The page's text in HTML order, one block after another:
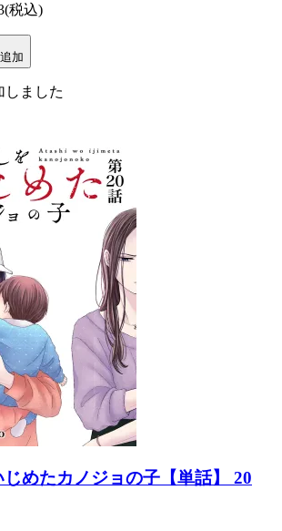
(税込)
加
しました
めたカノジョの子【単話】 20